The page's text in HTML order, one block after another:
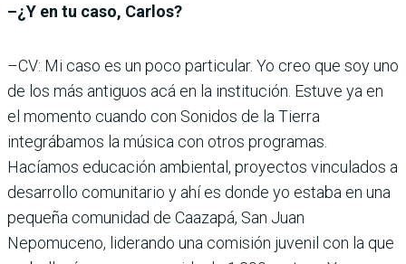
–¿Y en tu caso, Carlos?
–CV: Mi caso es un poco particular. Yo creo que soy uno
de los más antiguos acá en la institución. Estuve ya en
el momento cuando con Sonidos de la Tierra
integrábamos la música con otros programas.
Hacíamos educación ambiental, proyectos vinculados a
desarrollo comunitario y ahí es donde yo estaba en una
pequeña comunidad de Caazapá, San Juan
Nepomuceno, liderando una comisión juvenil con la que